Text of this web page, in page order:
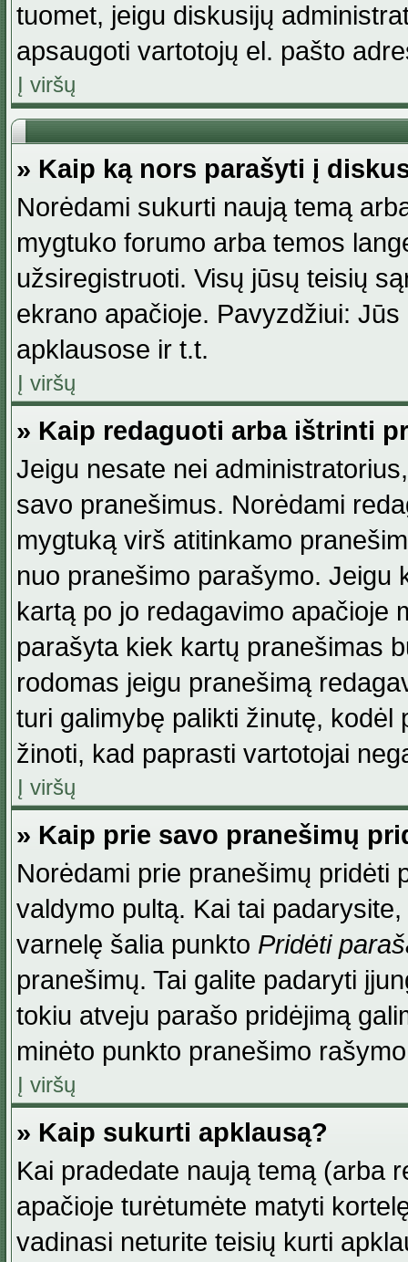
tuomet, jeigu diskusijų
apsaugoti vartotojų el. pašto
Į viršų
» Kaip ką nors parašyti į
Norėdami sukurti naują temą
mygtuko forumo arba temos
užsiregistruoti. Visų jūsų teisių
ekrano apačioje. Pavyzdžiui:
apklausose ir t.t.
Į viršų
» Kaip redaguoti arba ištrinti
Jeigu nesate nei
savo pranešimus. Norėdami
mygtuką virš atitinkamo
nuo pranešimo parašymo. Jeigu
kartą po jo redagavimo apačioje
parašyta kiek kartų pranešimas
rodomas jeigu pranešimą
turi galimybę palikti žinutę, kodėl
žinoti, kad paprasti vartotojai
Į viršų
» Kaip prie savo pranešimų
Norėdami prie pranešimų pridėti
valdymo pultą. Kai tai
varnelę šalia punkto Pridėti
pranešimų. Tai galite padaryti
tokiu atveju parašo pridėjimą
minėto punkto pranešimo
Į viršų
» Kaip sukurti apklausą?
Kai pradedate naują temą (arba
apačioje turėtumėte matyti
vadinasi neturite teisių kurti